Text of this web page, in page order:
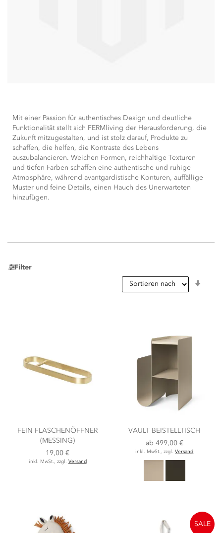
Mit einer Passion für authentisches Design und deutliche
Funktionalität stellt sich FERMliving der Herausforderung, die
Zukunft mitzugestalten, und ist stolz darauf, Produkte zu
schaffen, die helfen, die Kontraste des Lebens
auszubalancieren. Weichen Formen, reichhaltige Texturen
und tiefen Farben schaffen eine authentische und ruhige
Atmosphäre, während avantgardistische Konturen, auffällige
Muster und feine Details, einen Hauch des Unerwarteten
hinzufügen.
Filter
FEIN FLASCHENÖFFNER
(MESSING)
19,00 €
inkl. MwSt., zzgl. Versand
VAULT BEISTELLTISCH
ab 499,00 €
inkl. MwSt., zzgl.Versand
SALE